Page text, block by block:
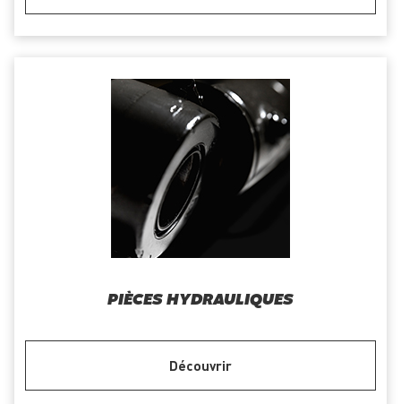
PIÈCES HYDRAULIQUES
Découvrir